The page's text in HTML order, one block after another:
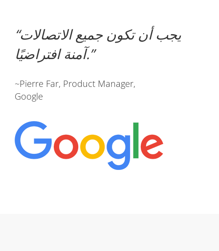
يجب أن تكون جميع الاتصالات
آمنة افتراضيًا.
~Pierre Far, Product Manager,
Google